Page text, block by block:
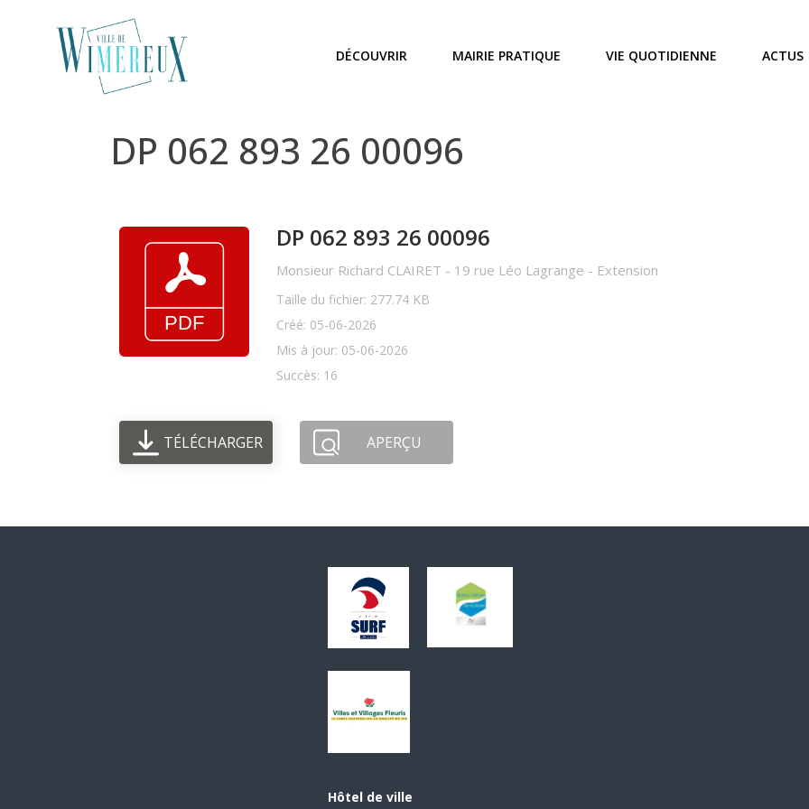
DÉCOUVRIR MAIRIE PRATIQUE VIE QUOTIDIENNE ACTUS
DP 062 893 26 00096
DP 062 893 26 00096
Monsieur Richard CLAIRET - 19 rue Léo Lagrange - Extension
Taille du fichier: 277.74 KB
Créé: 05-06-2026
Mis à jour: 05-06-2026
Succès: 16
TÉLÉCHARGER APERÇU
Hôtel de ville